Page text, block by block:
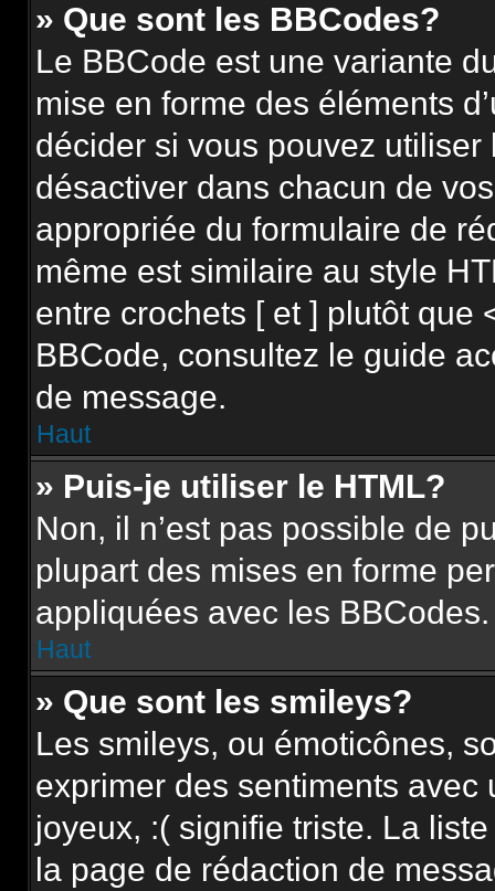
» Que sont les BBCodes?
Le BBCode est une variante
mise en forme des éléments
décider si vous pouvez
désactiver dans chacun de
appropriée du formulaire de
même est similaire au style
entre crochets [ et ] plutôt que
BBCode, consultez le guide
de message.
Haut
» Puis-je utiliser le HTML?
Non, il n’est pas possible de
plupart des mises en forme
appliquées avec les BBCodes.
Haut
» Que sont les smileys?
Les smileys, ou émoticônes,
exprimer des sentiments
joyeux, :( signifie triste. La
la page de rédaction de